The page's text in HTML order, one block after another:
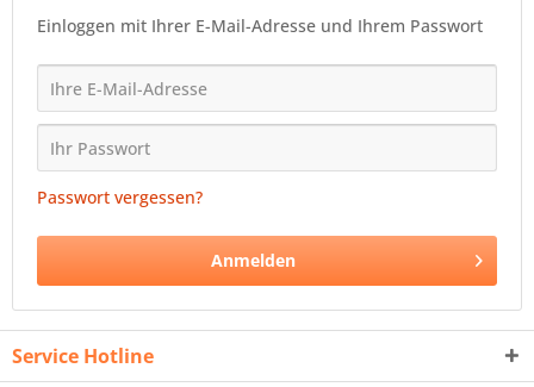
Einloggen mit Ihrer E-Mail-Adresse und Ihrem Passwort
Passwort vergessen?
Anmelden
Service Hotline